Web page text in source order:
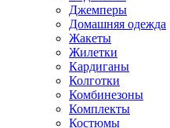
Джемперы
Домашняя одежда
Жакеты
Жилетки
Кардиганы
Колготки
Комбинезоны
Комплекты
Костюмы